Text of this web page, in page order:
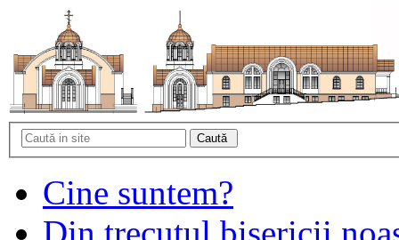
Cine suntem?
Din trecutul bisericii